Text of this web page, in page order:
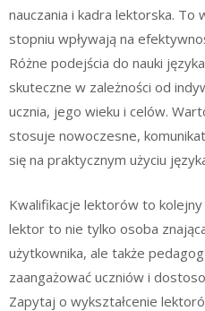
nauczania i kadra lektorska. To
stopniu wpływają na
Różne podejścia do nauki
skuteczne w zależności od
ucznia, jego wieku i celów.
stosuje nowoczesne,
się na praktycznym użyciu
Kwalifikacje lektorów to
lektor to nie tylko osoba
użytkownika, ale także
zaangażować uczniów i
Zapytaj o wykształcenie